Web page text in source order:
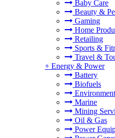
Baby Care
Beauty &
Gaming
Home
Retailing
Sports &
Travel &
+ Energy & Power
Battery
Biofuels
Environment
Marine
Mining
Oil & Gas
Power